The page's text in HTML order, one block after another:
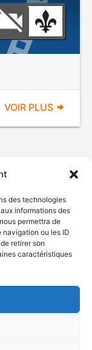
des technologies
informations des
permettra de
ou les ID
retirer son
caractéristiques
VOIR PLUS
2026